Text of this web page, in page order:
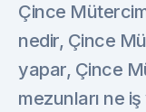
Çince
nedir, Çince
yapar, Çince
mezunları ne